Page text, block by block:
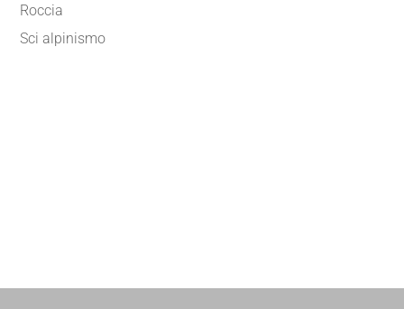
Roccia
Sci alpinismo